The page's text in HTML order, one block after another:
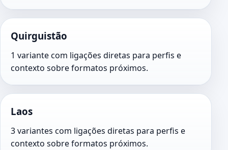
Quirguistão
1 variante com ligações diretas para perfis e
contexto sobre formatos próximos.
Laos
3 variantes com ligações diretas para perfis e
contexto sobre formatos próximos.